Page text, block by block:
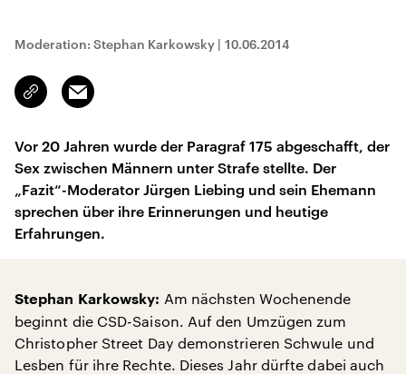
Moderation: Stephan Karkowsky | 10.06.2014
Link
kopieren/teilen
Email
Vor 20 Jahren wurde der Paragraf 175 abgeschafft, der
Sex zwischen Männern unter Strafe stellte. Der
„Fazit“-Moderator Jürgen Liebing und sein Ehemann
sprechen über ihre Erinnerungen und heutige
Erfahrungen.
Stephan Karkowsky: Am nächsten Wochenende
beginnt die CSD-Saison. Auf den Umzügen zum
Christopher Street Day demonstrieren Schwule und
Lesben für ihre Rechte. Dieses Jahr dürfte dabei auch